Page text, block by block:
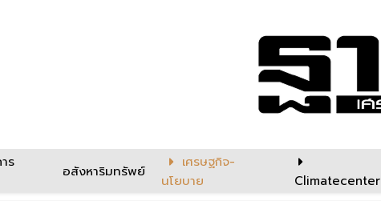
ร
อสังหาริมทรัพย์
เศรษฐกิจ-
นโยบาย
Climatecenter